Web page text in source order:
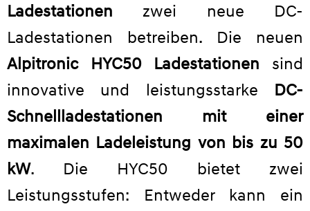
Ladestationen zwei neue DC-
Ladestationen betreiben. Die neuen
Alpitronic HYC50 Ladestationen sind
innovative und leistungsstarke DC-
Schnellladestationen mit einer
maximalen Ladeleistung von bis zu 50
kW. Die HYC50 bietet zwei
Leistungsstufen: Entweder kann ein